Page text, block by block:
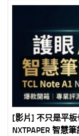
[影片] 不只是平板
NXTPAPER 智慧